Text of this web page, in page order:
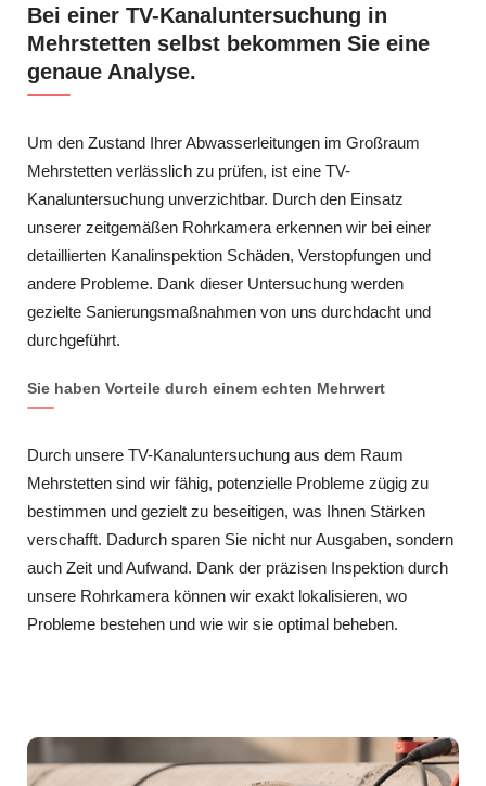
Bei einer TV-Kanaluntersuchung in
Mehrstetten selbst bekommen Sie eine
genaue Analyse.
Um den Zustand Ihrer Abwasserleitungen im Großraum
Mehrstetten verlässlich zu prüfen, ist eine TV-
Kanaluntersuchung unverzichtbar. Durch den Einsatz
unserer zeitgemäßen Rohrkamera erkennen wir bei einer
detaillierten Kanalinspektion Schäden, Verstopfungen und
andere Probleme. Dank dieser Untersuchung werden
gezielte Sanierungsmaßnahmen von uns durchdacht und
durchgeführt.
Sie haben Vorteile durch einem echten Mehrwert
Durch unsere TV-Kanaluntersuchung aus dem Raum
Mehrstetten sind wir fähig, potenzielle Probleme zügig zu
bestimmen und gezielt zu beseitigen, was Ihnen Stärken
verschafft. Dadurch sparen Sie nicht nur Ausgaben, sondern
auch Zeit und Aufwand. Dank der präzisen Inspektion durch
unsere Rohrkamera können wir exakt lokalisieren, wo
Probleme bestehen und wie wir sie optimal beheben.